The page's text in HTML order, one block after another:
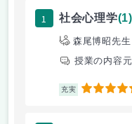
1 社会心理学(1)
森尾博昭先生
授業の内容
充実 5